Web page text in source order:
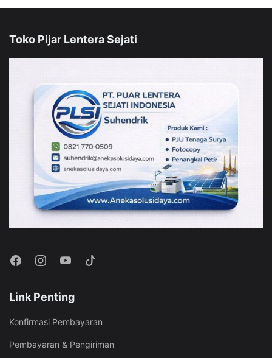
Toko Pijar Lentera Sejati
Link Penting
Konfirmasi Pembayaran
Pembayaran & Pengiriman